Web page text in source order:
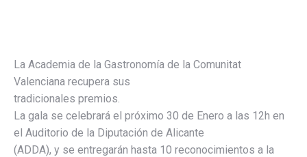
La Academia de la Gastronomía de la Comunitat
Valenciana recupera sus
tradicionales premios.
La gala se celebrará el próximo 30 de Enero a las 12h en
el Auditorio de la Diputación de Alicante
(ADDA), y se entregarán hasta 10 reconocimientos a la